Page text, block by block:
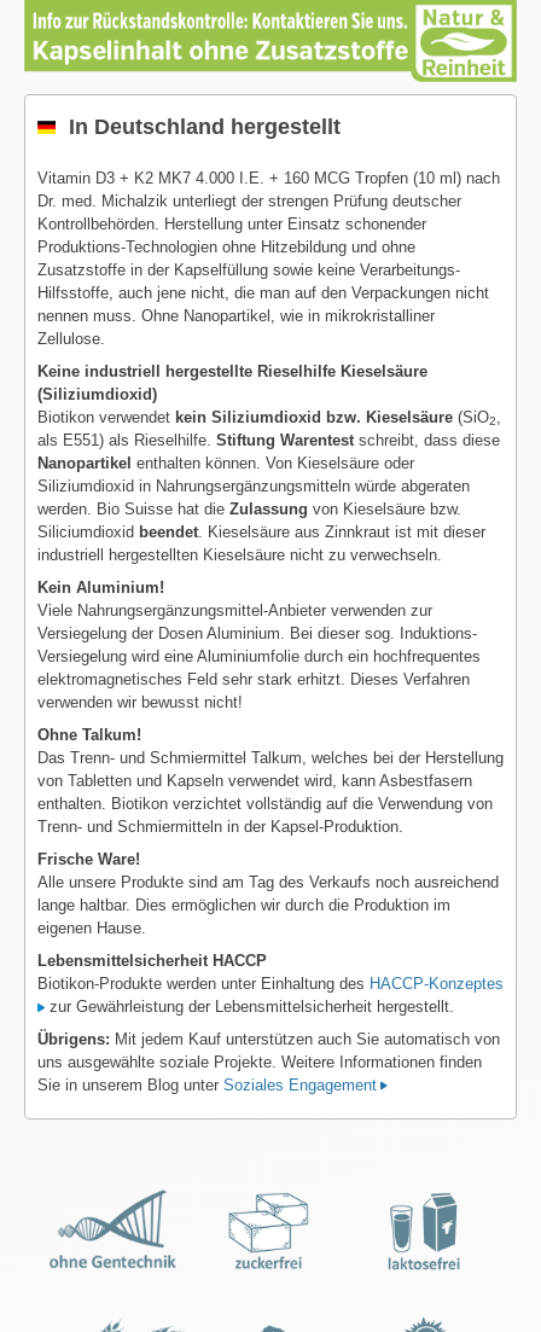
In Deutschland hergestellt
Vitamin D3 + K2 MK7 4.000 I.E. + 160 MCG Tropfen (10 ml) nach
Dr. med. Michalzik unterliegt der strengen Prüfung deutscher
Kontrollbehörden. Herstellung unter Einsatz schonender
Produktions-Technologien ohne Hitzebildung und ohne
Zusatzstoffe in der Kapselfüllung sowie keine Verarbeitungs-
Hilfsstoffe, auch jene nicht, die man auf den Verpackungen nicht
nennen muss. Ohne Nanopartikel, wie in mikrokristalliner
Zellulose.
Keine industriell hergestellte Rieselhilfe Kieselsäure
(Siliziumdioxid)
Biotikon verwendet kein Siliziumdioxid bzw. Kieselsäure (SiO2,
als E551) als Rieselhilfe. Stiftung Warentestschreibt, dass diese
Nanopartikel enthalten können. Von Kieselsäure oder
Siliziumdioxid in Nahrungsergänzungsmitteln würde abgeraten
werden. Bio Suisse hat die Zulassung von Kieselsäure bzw.
Siliciumdioxid beendet. Kieselsäure aus Zinnkraut ist mit dieser
industriell hergestellten Kieselsäure nicht zu verwechseln.
Kein Aluminium!
Viele Nahrungsergänzungsmittel-Anbieter verwenden zur
Versiegelung der Dosen Aluminium. Bei dieser sog. Induktions-
Versiegelung wird eine Aluminiumfolie durch ein hochfrequentes
elektromagnetisches Feld sehr stark erhitzt. Dieses Verfahren
verwenden wir bewusst nicht!
Ohne Talkum!
Das Trenn- und Schmiermittel Talkum, welches bei der Herstellung
von Tabletten und Kapseln verwendet wird, kann Asbestfasern
enthalten. Biotikon verzichtet vollständig auf die Verwendung von
Trenn- und Schmiermitteln in der Kapsel-Produktion.
Frische Ware!
Alle unsere Produkte sind am Tag des Verkaufs noch ausreichend
lange haltbar. Dies ermöglichen wir durch die Produktion im
eigenen Hause.
Lebensmittelsicherheit HACCP
Biotikon-Produkte werden unter Einhaltung des HACCP-Konzeptes
zur Gewährleistung der Lebensmittelsicherheit hergestellt.
Übrigens: Mit jedem Kauf unterstützen auch Sie automatisch von
uns ausgewählte soziale Projekte. Weitere Informationen finden
Sie in unserem Blog unter Soziales Engagement